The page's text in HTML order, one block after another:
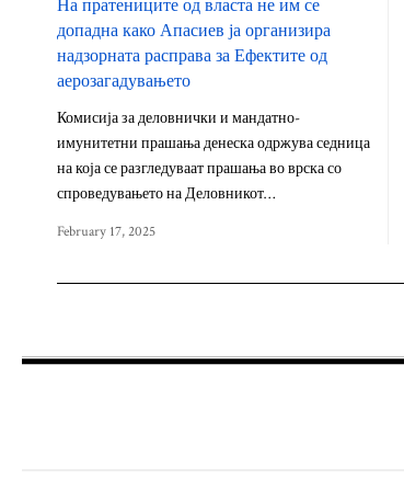
допадна како Апасиев ја организира
надзорната расправа за Ефектите од
аерозагадувањето
Комисија за деловнички и мандатно-
имунитетни прашања денеска одржува седница
на која се разгледуваат прашања во врска со
спроведувањето на Деловникот…
February 17, 2025